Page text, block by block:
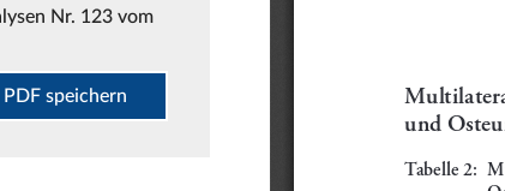
Nr. 123 vom
speichern